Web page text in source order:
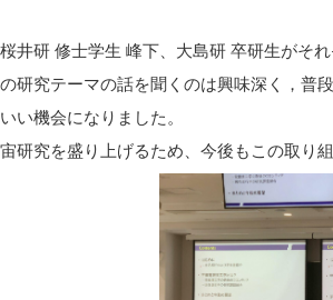
井研 修士学生 峰下、大島研 卒研生がそ
研究テーマの話を聞くのは興味深く，普
い機会になりました。
研究を盛り上げるため、今後もこの取り